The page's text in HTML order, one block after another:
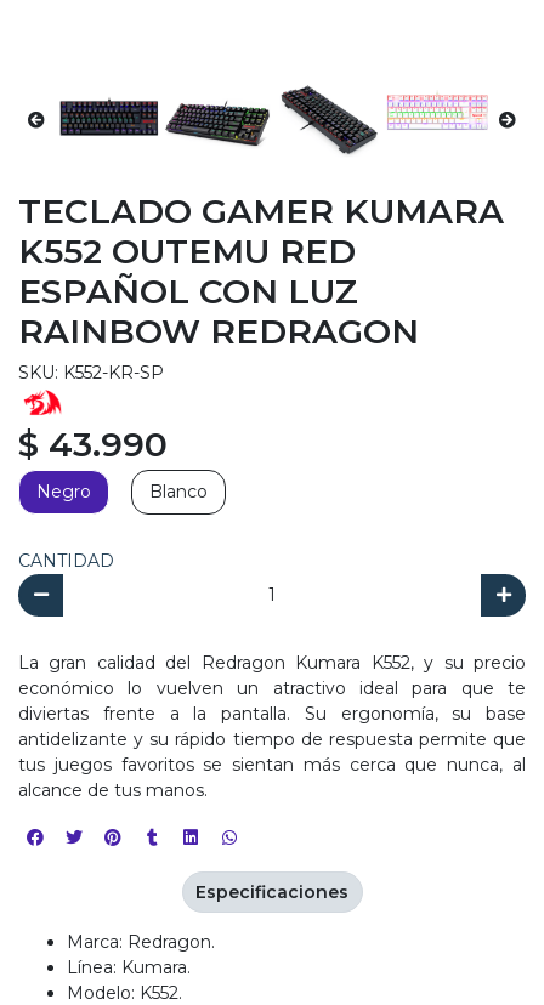
TECLADO GAMER KUMARA
K552 OUTEMU RED
ESPAÑOL CON LUZ
RAINBOW REDRAGON
SKU: K552-KR-SP
$ 43.990
Negro Blanco
CANTIDAD
La gran calidad del Redragon Kumara K552, y su precio
económico lo vuelven un atractivo ideal para que te
diviertas frente a la pantalla. Su ergonomía, su base
antidelizante y su rápido tiempo de respuesta permite que
tus juegos favoritos se sientan más cerca que nunca, al
alcance de tus manos.
Marca: Redragon.
Línea: Kumara.
Modelo: K552.
Especificaciones